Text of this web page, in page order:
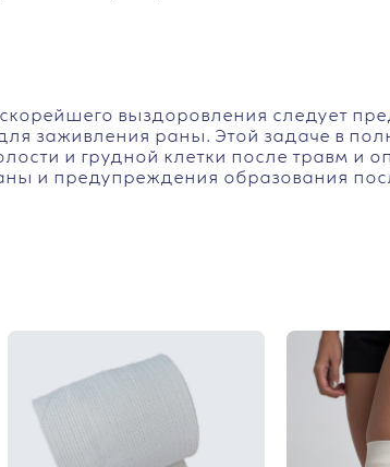
выздоровления следует
заживления раны. Этой задаче в
и грудной клетки после травм и
и предупреждения образования